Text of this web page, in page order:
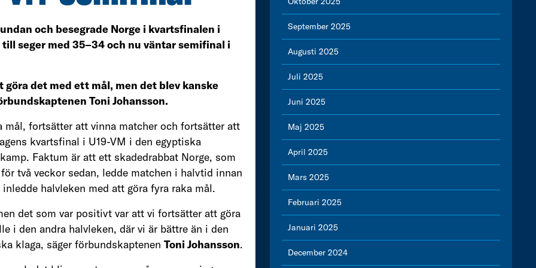
och besegrade Norge i kvartsfinalen i
seger med 35–34 och nu väntar semifinal i
det med ett mål, men det blev kanske
Toni Johansson.
mål, fortsätter att vinna matcher och fortsätter att
kvartsfinal i U19-VM i den egyptiska
Faktum är att ett skadedrabbat Norge, som
två veckor sedan, ledde matchen i halvtid innan
halvleken med att göra fyra raka mål.
det som var positivt var att vi fortsätter att göra
i den andra halvleken, där vi är bättre än i den
klaga, säger förbundskaptenen Toni Johansson.
September 2025
Augusti 2025
Juli 2025
Juni 2025
Maj 2025
April 2025
Mars 2025
Februari 2025
Januari 2025
December 2024